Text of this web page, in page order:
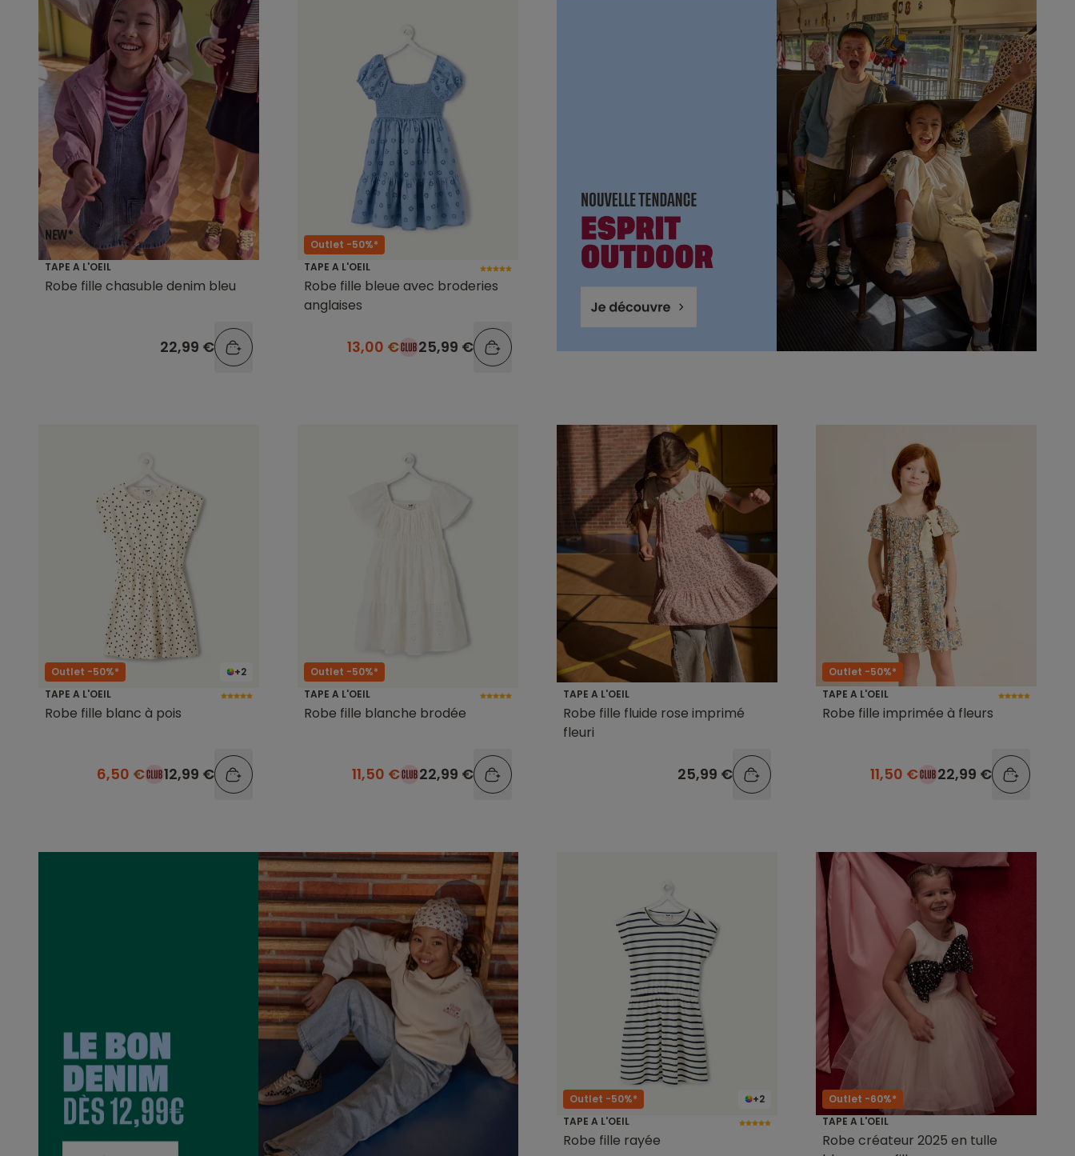
TAPE A L'OEIL
Robe fille chasuble denim bleu
22,99 €
Outlet -50%*
TAPE A L'OEIL
Robe fille bleue avec broderies
anglaises
13,00 € 25,99 €
+2
Outlet -50%*
TAPE A L'OEIL
Robe fille blanc à pois
6,50 € 12,99 €
Outlet -50%*
TAPE A L'OEIL
Robe fille blanche brodée
11,50 € 22,99 €
TAPE A L'OEIL
Robe fille fluide rose imprimé
fleuri
25,99 €
Outlet -50%*
TAPE A L'OEIL
Robe fille imprimée à fleurs
11,50 € 22,99 €
+2
Outlet -50%*
TAPE A L'OEIL
Robe fille rayée
Outlet -60%*
TAPE A L'OEIL
Robe créateur 2025 en tulle